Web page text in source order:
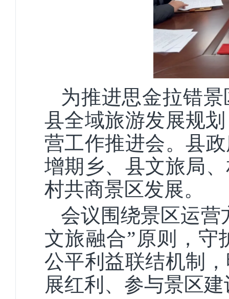
为推进思金拉错
县全域旅游发展规
营工作推进会。县
增期乡、县文旅局
村共商景区发展。
会议围绕景区运营
文旅融合”原则，守
公平利益联结机制
展红利、参与景区